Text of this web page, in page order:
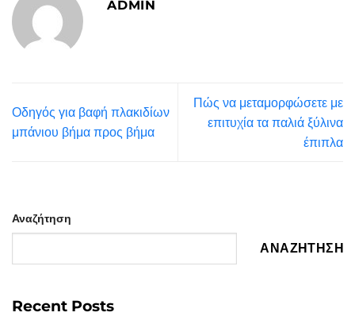
ADMIN
Οδηγός για βαφή πλακιδίων
μπάνιου βήμα προς βήμα
Πώς να μεταμορφώσετε με
επιτυχία τα παλιά ξύλινα
έπιπλα
Αναζήτηση
ΑΝΑΖΉΤΗΣΗ
Recent Posts